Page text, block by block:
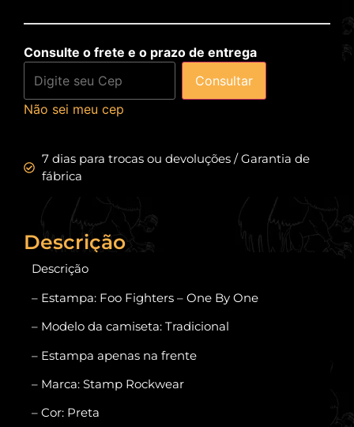
Consulte o frete e o prazo de entrega
Consultar
Não sei meu cep
7 dias para trocas ou devoluções / Garantia de
fábrica
Descrição
Descrição
– Estampa: Foo Fighters – One By One
– Modelo da camiseta: Tradicional
– Estampa apenas na frente
– Marca: Stamp Rockwear
– Cor: Preta